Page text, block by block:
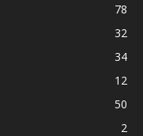
78
32
34
12
50
2